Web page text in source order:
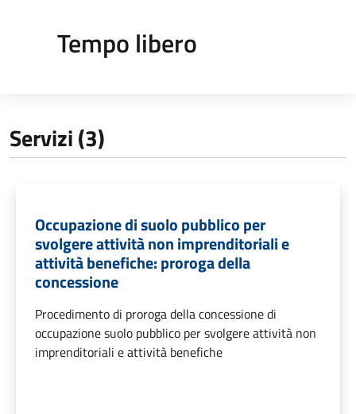
Tempo libero
Servizi (3)
Occupazione di suolo pubblico per
svolgere attività non imprenditoriali e
attività benefiche: proroga della
concessione
Procedimento di proroga della concessione di
occupazione suolo pubblico per svolgere attività non
imprenditoriali e attività benefiche